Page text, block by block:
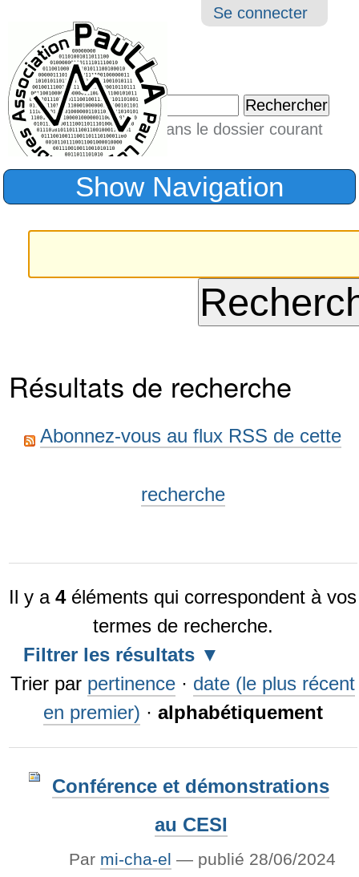
Outils
Se connecter
Chercher par
Seulement dans le dossier courant
Recherche
Show Navigation
Résultats de recherche
Abonnez-vous au flux RSS de cette
recherche
Il y a4éléments qui correspondent à vos
termes de recherche.
Filtrer les résultats
Trier par pertinence · date (le plus récent
en premier) · alphabétiquement
Conférence et démonstrations
au CESI
Par mi-cha-el — publié 28/06/2024